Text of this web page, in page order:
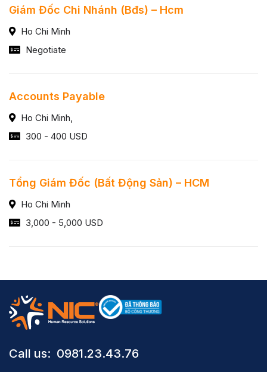
Giám Đốc Chi Nhánh (Bđs) – Hcm
Ho Chi Minh
Negotiate
Accounts Payable
Ho Chi Minh,
300 - 400 USD
Tổng Giám Đốc (Bất Động Sản) – HCM
Ho Chi Minh
3,000 - 5,000 USD
Call us: ​ 0981.23.43.76